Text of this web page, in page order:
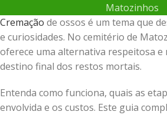
Matozinhos
Cremação de ossos é um tema que
e curiosidades. No cemitério de
oferece uma alternativa respeitosa e
destino final dos restos mortais.
Entenda como funciona, quais as
envolvida e os custos. Este guia